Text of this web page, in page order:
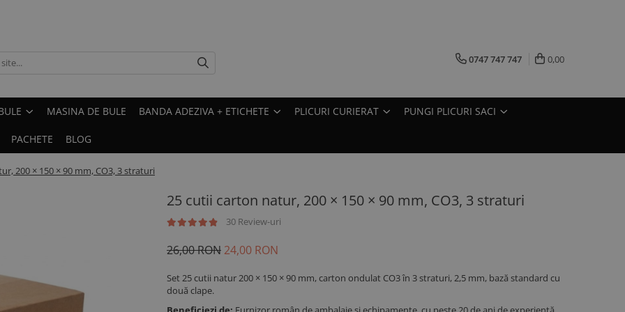
0747 747 747 0,00
MASINA DE BULE BANDA ADEZIVA + ETICHETE PLICURI CURIERAT PUNGI PLICURI SACI
PACHETE BLOG
200 × 150 × 90 mm, CO3, 3 straturi
25 cutii carton natur, 200 × 150 × 90 mm, CO3, 3 straturi
30 Review-uri
26,00 RON 24,00 RON
Set 25 cutii natur 200 × 150 × 90 mm, carton ondulat CO3 în 3 straturi, 2,5 mm, bază standard cu
două clape.